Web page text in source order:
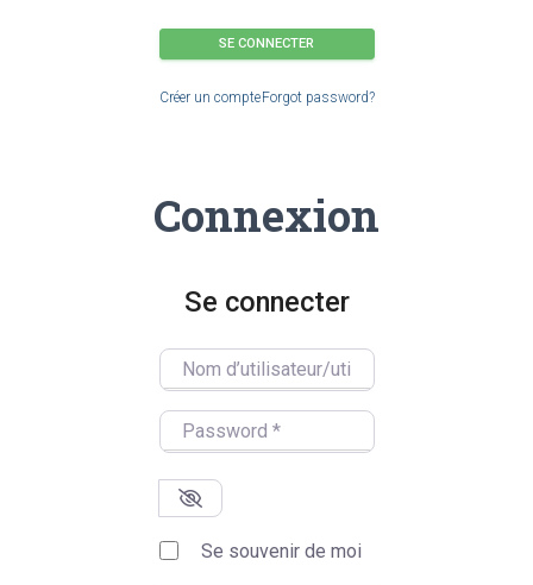
SE CONNECTER
Créer un compteForgot password?
Connexion
Se connecter
Nom d’utilisateur/utilisatrice
Password
Se souvenir de moi